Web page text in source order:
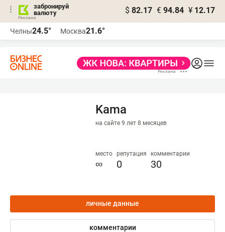
забронируй
валюту
$ 82.17 € 94.84 ¥ 12.17
Челны24.5° Москва21.6°
Kama
на сайте 9 лет 8 месяцев
место
∞
репутация
0
комментарии
30
личные данные
комментарии